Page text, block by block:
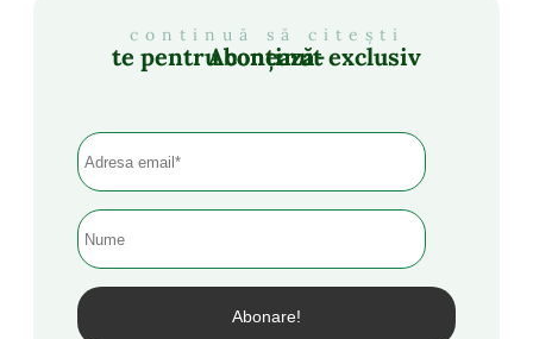
continuă să citești
Abonează-te pentru conținut exclusiv